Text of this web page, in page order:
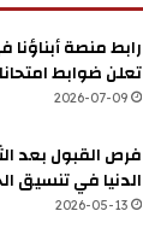
تعلن ضوابط
2026-07-09
فرص القبول بعد
الدنيا في تنسيق
2026-05-13